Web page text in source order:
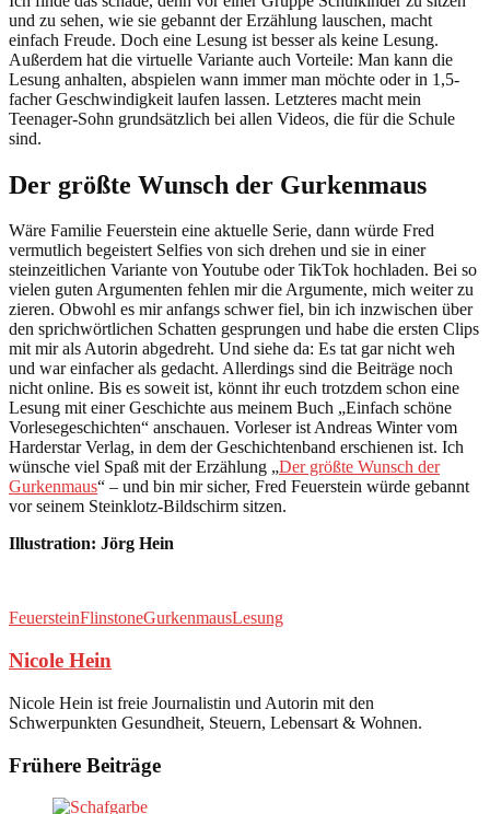
und zu sehen, wie sie gebannt der Erzählung lauschen, macht
einfach Freude. Doch eine Lesung ist besser als keine Lesung.
Außerdem hat die virtuelle Variante auch Vorteile: Man kann die
Lesung anhalten, abspielen wann immer man möchte oder in 1,5-
facher Geschwindigkeit laufen lassen. Letzteres macht mein
Teenager-Sohn grundsätzlich bei allen Videos, die für die Schule
sind.
Der größte Wunsch der Gurkenmaus
Wäre Familie Feuerstein eine aktuelle Serie, dann würde Fred
vermutlich begeistert Selfies von sich drehen und sie in einer
steinzeitlichen Variante von Youtube oder TikTok hochladen. Bei so
vielen guten Argumenten fehlen mir die Argumente, mich weiter zu
zieren. Obwohl es mir anfangs schwer fiel, bin ich inzwischen über
den sprichwörtlichen Schatten gesprungen und habe die ersten Clips
mit mir als Autorin abgedreht. Und siehe da: Es tat gar nicht weh
und war einfacher als gedacht. Allerdings sind die Beiträge noch
nicht online. Bis es soweit ist, könnt ihr euch trotzdem schon eine
Lesung mit einer Geschichte aus meinem Buch „Einfach schöne
Vorlesegeschichten“ anschauen. Vorleser ist Andreas Winter vom
Harderstar Verlag, in dem der Geschichtenband erschienen ist. Ich
wünsche viel Spaß mit der Erzählung „Der größte Wunsch der
Gurkenmaus“ – und bin mir sicher, Fred Feuerstein würde gebannt
vor seinem Steinklotz-Bildschirm sitzen.
Illustration: Jörg Hein
FeuersteinFlinstoneGurkenmausLesung
Nicole Hein
Nicole Hein ist freie Journalistin und Autorin mit den
Schwerpunkten Gesundheit, Steuern, Lebensart & Wohnen.
Frühere Beiträge